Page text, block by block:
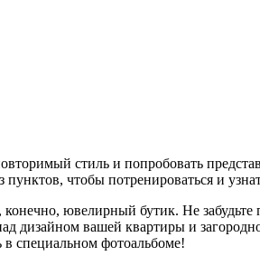
стиль и попробовать
чтобы потренироваться и
ювелирный бутик. Не забудьте
дизайном вашей квартиры и
в специальном фотоальбоме!